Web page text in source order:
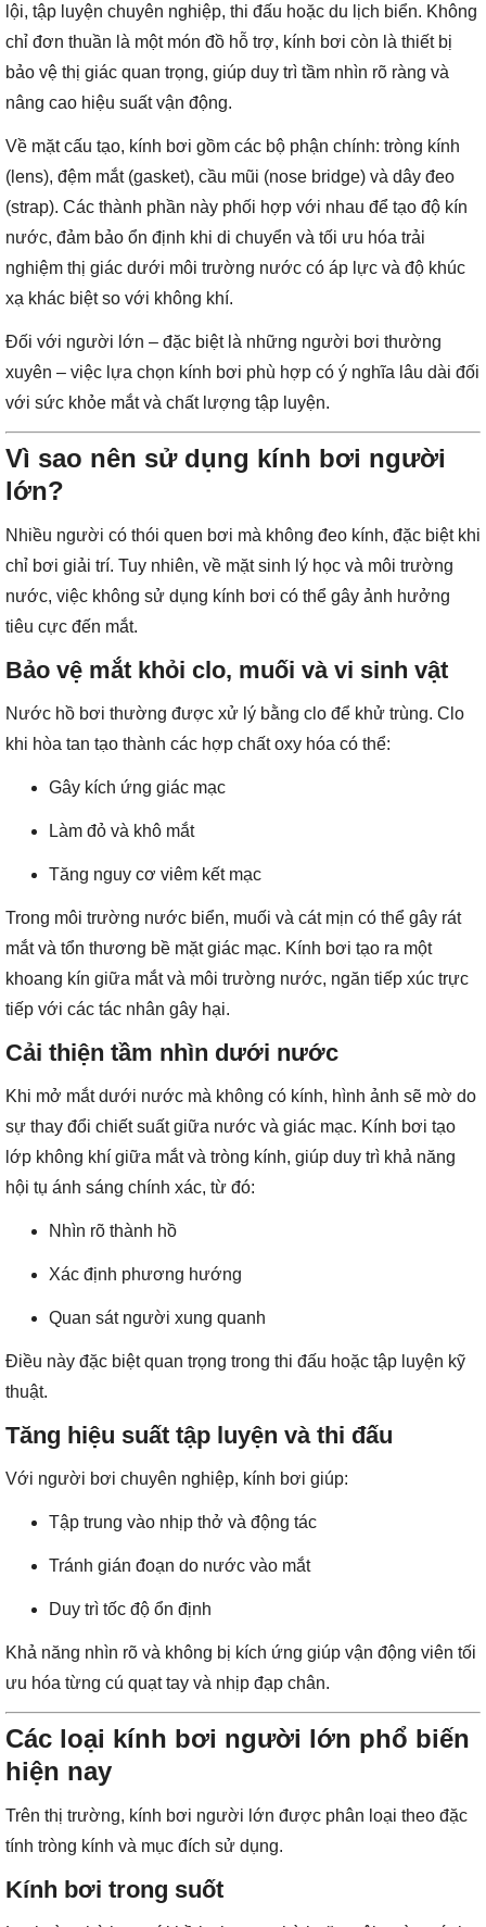
lội, tập luyện chuyên nghiệp, thi đấu hoặc du lịch biển. Không
chỉ đơn thuần là một món đồ hỗ trợ, kính bơi còn là thiết bị
bảo vệ thị giác quan trọng, giúp duy trì tầm nhìn rõ ràng và
nâng cao hiệu suất vận động.
Về mặt cấu tạo, kính bơi gồm các bộ phận chính: tròng kính
(lens), đệm mắt (gasket), cầu mũi (nose bridge) và dây đeo
(strap). Các thành phần này phối hợp với nhau để tạo độ kín
nước, đảm bảo ổn định khi di chuyển và tối ưu hóa trải
nghiệm thị giác dưới môi trường nước có áp lực và độ khúc
xạ khác biệt so với không khí.
Đối với người lớn – đặc biệt là những người bơi thường
xuyên – việc lựa chọn kính bơi phù hợp có ý nghĩa lâu dài đối
với sức khỏe mắt và chất lượng tập luyện.
Vì sao nên sử dụng kính bơi người
lớn?
Nhiều người có thói quen bơi mà không đeo kính, đặc biệt khi
chỉ bơi giải trí. Tuy nhiên, về mặt sinh lý học và môi trường
nước, việc không sử dụng kính bơi có thể gây ảnh hưởng
tiêu cực đến mắt.
Bảo vệ mắt khỏi clo, muối và vi sinh vật
Nước hồ bơi thường được xử lý bằng clo để khử trùng. Clo
khi hòa tan tạo thành các hợp chất oxy hóa có thể:
Gây kích ứng giác mạc
Làm đỏ và khô mắt
Tăng nguy cơ viêm kết mạc
Trong môi trường nước biển, muối và cát mịn có thể gây rát
mắt và tổn thương bề mặt giác mạc. Kính bơi tạo ra một
khoang kín giữa mắt và môi trường nước, ngăn tiếp xúc trực
tiếp với các tác nhân gây hại.
Cải thiện tầm nhìn dưới nước
Khi mở mắt dưới nước mà không có kính, hình ảnh sẽ mờ do
sự thay đổi chiết suất giữa nước và giác mạc. Kính bơi tạo
lớp không khí giữa mắt và tròng kính, giúp duy trì khả năng
hội tụ ánh sáng chính xác, từ đó:
Nhìn rõ thành hồ
Xác định phương hướng
Quan sát người xung quanh
Điều này đặc biệt quan trọng trong thi đấu hoặc tập luyện kỹ
thuật.
Tăng hiệu suất tập luyện và thi đấu
Với người bơi chuyên nghiệp, kính bơi giúp:
Tập trung vào nhịp thở và động tác
Tránh gián đoạn do nước vào mắt
Duy trì tốc độ ổn định
Khả năng nhìn rõ và không bị kích ứng giúp vận động viên tối
ưu hóa từng cú quạt tay và nhịp đạp chân.
Các loại kính bơi người lớn phổ biến
hiện nay
Trên thị trường, kính bơi người lớn được phân loại theo đặc
tính tròng kính và mục đích sử dụng.
Kính bơi trong suốt